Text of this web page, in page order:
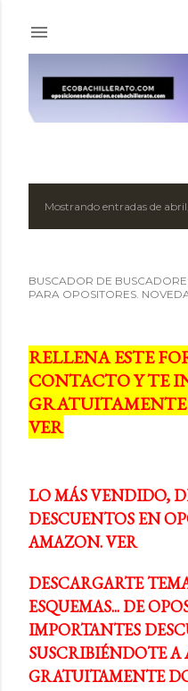
E
t
a
d
a
Mostrando entradas de
BUSCADOR DE
PARA OPOSITORES.
RELLENA ESTE
CONTACTO Y TE
GRATUITAMENTE
VER
LO MÁS VENDIDO,
DESCUENTOS EN
AMAZON. VER
DESCARGARTE
ESQUEMAS... DE
IMPORTANTES
SUSCRIBIÉNDOTE
GRATUITAMENTE